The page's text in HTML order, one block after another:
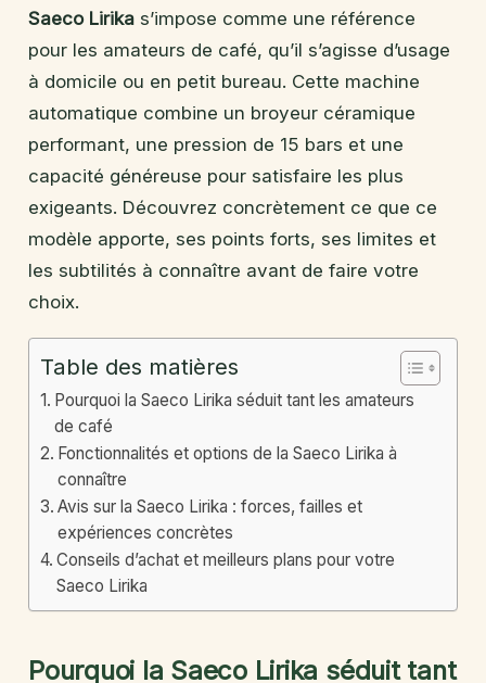
Saeco Lirika s’impose comme une référence
pour les amateurs de café, qu’il s’agisse d’usage
à domicile ou en petit bureau. Cette machine
automatique combine un broyeur céramique
performant, une pression de 15 bars et une
capacité généreuse pour satisfaire les plus
exigeants. Découvrez concrètement ce que ce
modèle apporte, ses points forts, ses limites et
les subtilités à connaître avant de faire votre
choix.
Table des matières
Pourquoi la Saeco Lirika séduit tant les amateurs
de café
Fonctionnalités et options de la Saeco Lirika à
connaître
Avis sur la Saeco Lirika : forces, failles et
expériences concrètes
Conseils d’achat et meilleurs plans pour votre
Saeco Lirika
Pourquoi la Saeco Lirika séduit tant